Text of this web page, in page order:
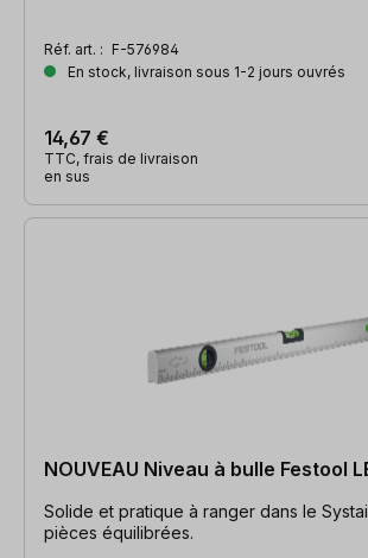
Réf. art. : F-576984
En stock, livraison sous 1-2 jours ouvrés
14,67 €
TTC, frais de livraison
en sus
NOUVEAU Niveau à bulle Festool
Solide et pratique à ranger dans le
pièces équilibrées.